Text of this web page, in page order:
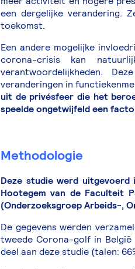
een dergelijke verandering.
toekomst.
Een andere mogelijke
corona-crisis kan
verantwoordelijkheden.
veranderingen in
uit de privésfeer die het
speelde ongetwijfeld een
Methodologie
Deze studie werd uitgevoerd
Hootegem van de Faculteit
(Onderzoeksgroep Arbeids-,
De gegevens werden
tweede Corona-golf in
deel aan deze studie (talen: